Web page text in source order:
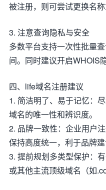
被注册，则可尝试更换名
3. 注意查询隐私与安全
多数平台支持一次性批量
间。同时建议开启WHOIS
四、life域名注册建议
1. 简洁明了、易于记忆：
域名的唯一性和辨识度。
2. 品牌一致性：企业用户
保持高度统一，利于品牌建
3. 提前规划多类型保护：
或其他主流顶级域名（如